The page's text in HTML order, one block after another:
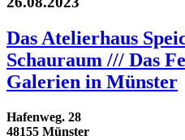
Das Atelierhaus
Schauraum /// Das
Galerien in Münster
Hafenweg. 28
48155 Münster